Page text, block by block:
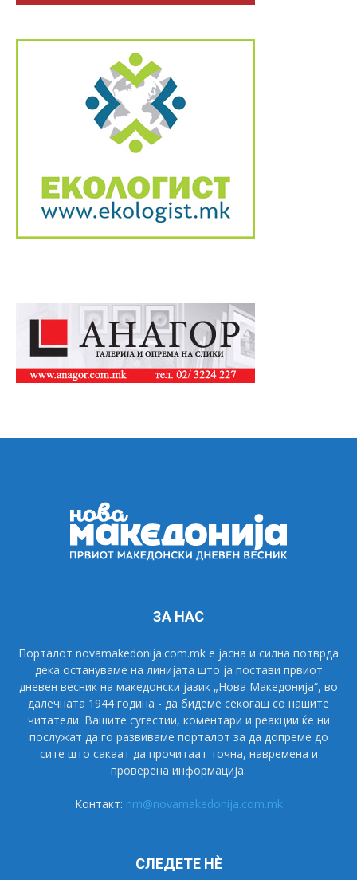
ЗА НАС
Порталот novamakedonija.com.mk е јасна и силна потврда
дека остануваме на линијата што ја постави првиот
дневен весник на македонски јазик „Нова Македонија“, во
далечната 1944 година - да бидеме секогаш со нашите
читатели. Вашите сугестии, коментари и реакции ќе ни
послужат да го развиваме порталот за да допреме до
сите што сакаат да прочитаат точна, навремена и
проверена информација.
Контакт: nm@novamakedonija.com.mk
СЛЕДЕТЕ НÈ